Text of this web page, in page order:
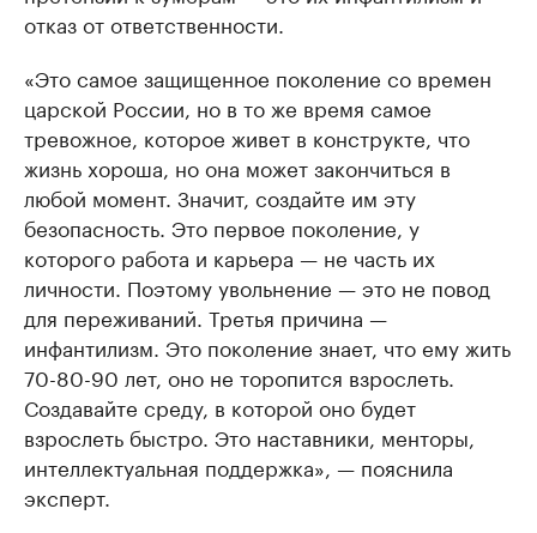
отказ от ответственности.
«Это самое защищенное поколение со времен
царской России, но в то же время самое
тревожное, которое живет в конструкте, что
жизнь хороша, но она может закончиться в
любой момент. Значит, создайте им эту
безопасность. Это первое поколение, у
которого работа и карьера — не часть их
личности. Поэтому увольнение — это не повод
для переживаний. Третья причина —
инфантилизм. Это поколение знает, что ему жить
70-80-90 лет, оно не торопится взрослеть.
Создавайте среду, в которой оно будет
взрослеть быстро. Это наставники, менторы,
интеллектуальная поддержка», — пояснила
эксперт.